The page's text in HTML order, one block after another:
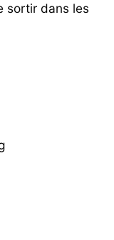
sortir dans les